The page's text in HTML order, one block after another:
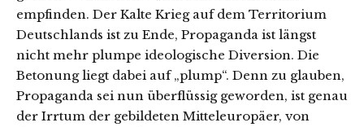
empfinden. Der Kalte Krieg auf dem Territorium
Deutschlands ist zu Ende, Propaganda ist längst
nicht mehr plumpe ideologische Diversion. Die
Betonung liegt dabei auf „plump“. Denn zu glauben,
Propaganda sei nun überflüssig geworden, ist genau
der Irrtum der gebildeten Mitteleuropäer, von